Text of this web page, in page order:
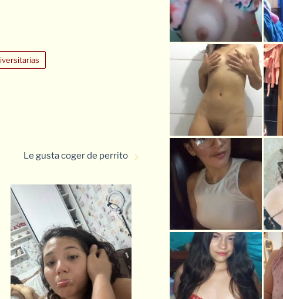
Le gusta coger de perrito